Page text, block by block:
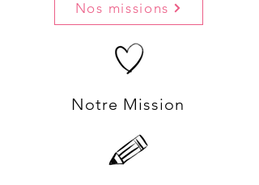
Nos missions
Notre Mission